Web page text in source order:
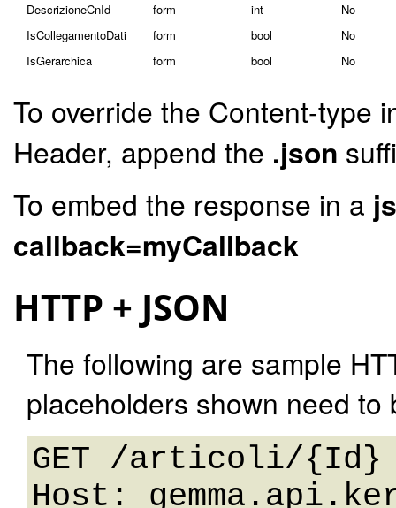
DescrizioneCnId
form int
No
IsCollegamentoDati
form bool
No
IsGerarchica
form bool No
To override the Content-type
Header, append the .json
To embed the response in a
callback=myCallback
HTTP + JSON
The following are sample
placeholders shown need
GET /articoli/{Id}
Host: